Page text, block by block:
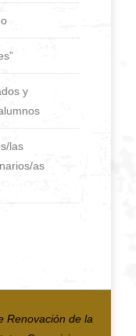
y
las
as
Renovación de la